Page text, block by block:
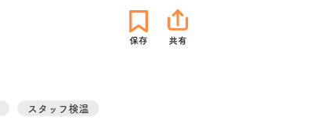
スタッフ検温